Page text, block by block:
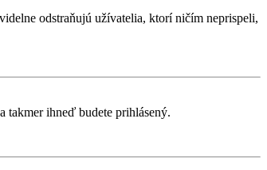
odstraňujú užívatelia, ktorí ničím neprispeli,
takmer ihneď budete prihlásený.